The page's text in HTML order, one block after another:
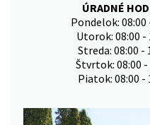
ÚRADNÉ
Pondelok: 08:00
Utorok: 08:00 -
Streda: 08:00 -
Štvrtok: 08:00 -
Piatok: 08:00 -